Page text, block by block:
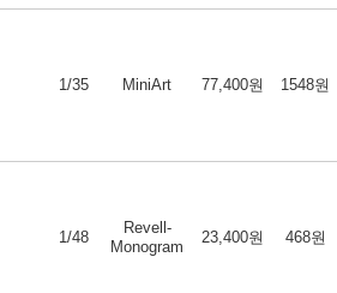
1/35 MiniArt 77,400원 1548원
1/48
Revell-
Monogram
23,400원 468원